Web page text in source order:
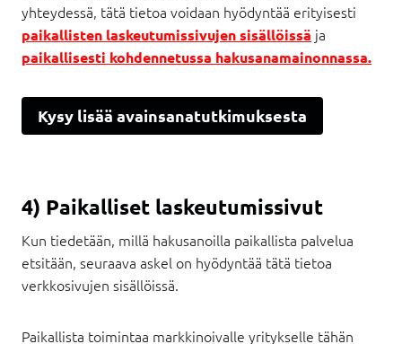
yhteydessä, tätä tietoa voidaan hyödyntää erityisesti
paikallisten laskeutumissivujen sisällöissä ja
paikallisesti kohdennetussa hakusanamainonnassa.
Kysy lisää avainsanatutkimuksesta
4) Paikalliset laskeutumissivut
Kun tiedetään, millä hakusanoilla paikallista palvelua
etsitään, seuraava askel on hyödyntää tätä tietoa
verkkosivujen sisällöissä.
Paikallista toimintaa markkinoivalle yritykselle tähän